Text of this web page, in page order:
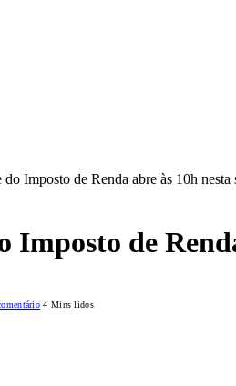
Imposto de Renda abre às 10h nesta
de
4 Mins lidos